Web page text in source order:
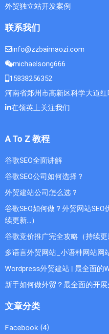
外贸独立站开发案例
联系我们
info@zzbaimaozi.com
michaelsong666
15838256352
河南省郑州市高新区科学大道
在领英上关注我们
A To Z 教程
谷歌SEO全面讲解
谷歌SEO公司如何选择？
外贸建站公司怎么选？
谷歌SEO如何做？外贸网站
续更新...）
谷歌竞价推广完全攻略（持续
多语言外贸网站_小语种网站网
Wordpress外贸建站 | 最全面的
新手如何做外贸？最全面的开
文章分类
Facebook (4)